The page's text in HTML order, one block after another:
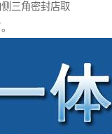
三角密封店取